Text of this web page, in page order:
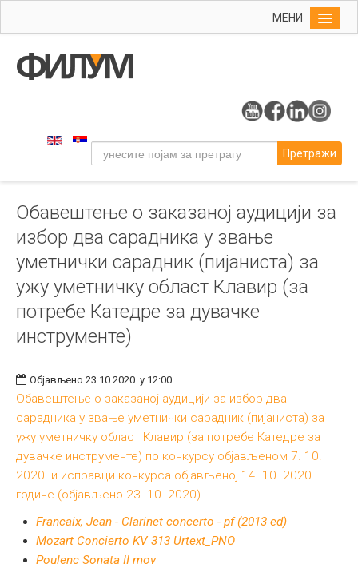
МЕНИ
Упис
Уметност
Музичка уметност
Примењена и ликовна уметност
Галерија
Издаваштво
Библиотека
Међународна
Претражи
Обавештење о заказаној аудицији за
избор два сарадника у звање
уметнички сарадник (пијаниста) за
ужу уметничку област Клавир (за
потребе Катедре за дувачке
инструменте)
Објављено 23.10.2020. у 12:00
Обавештење о заказаној аудицији за избор два
сарадника у звање уметнички сарадник (пијаниста) за
ужу уметничку област Клавир (за потребе Катедре за
дувачке инструменте) по конкурсу објављеном 7. 10.
2020. и исправци конкурса објављеној 14. 10. 2020.
године (објављено 23. 10. 2020).
Francaix, Jean - Clarinet concerto - pf (2013 ed)
Mozart Concierto KV 313 Urtext_PNO
Poulenc Sonata II mov